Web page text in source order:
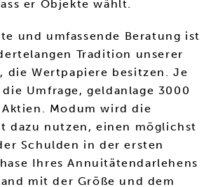
er Objekte wählt.
und umfassende Beratung ist
Tradition unserer
die Wertpapiere besitzen. Je
Umfrage, geldanlage 3000
Modum wird die
dazu nutzen, einen möglichst
Schulden in der ersten
Ihres Annuitätendarlehens
mit der Größe und dem